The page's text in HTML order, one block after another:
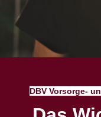
DBV Vorsorge-